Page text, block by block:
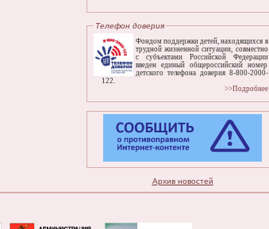
Телефон доверия
Фондом поддержки детей, находящихся в
трудной жизненной ситуации, совместно
с субъектами Российской Федерации
введен единый общероссийский номер
детского телефона доверия 8-800-2000-
122.
>>Подробнее
Архив новостей